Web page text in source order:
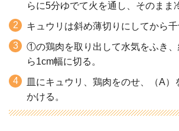
らに5分ゆでて火を通し、そのまま
キュウリは斜め薄切りにしてから千
①の鶏肉を取り出して水気をふき
ら1cm幅に切る。
皿にキュウリ、鶏肉をのせ、（A）
かける。